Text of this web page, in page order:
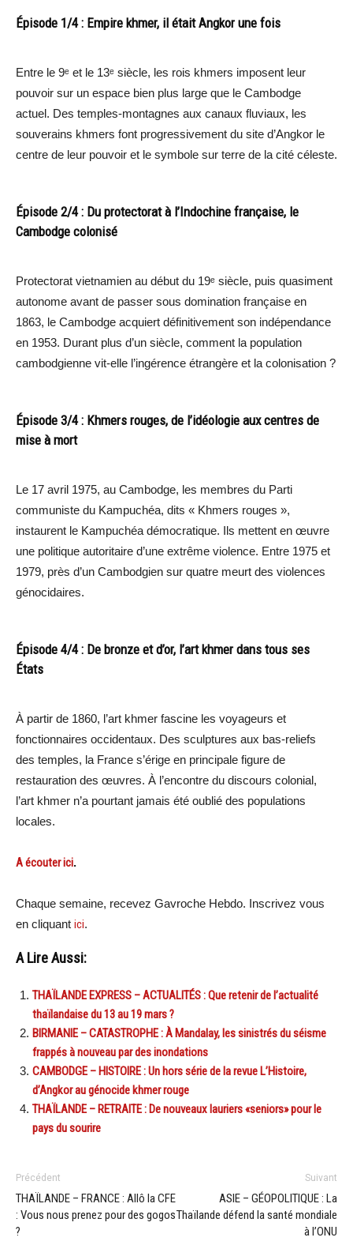
Épisode 1/4 : Empire khmer, il était Angkor une fois
Entre le 9ᵉ et le 13ᵉ siècle, les rois khmers imposent leur
pouvoir sur un espace bien plus large que le Cambodge
actuel. Des temples-montagnes aux canaux fluviaux, les
souverains khmers font progressivement du site d’Angkor le
centre de leur pouvoir et le symbole sur terre de la cité céleste.
Épisode 2/4 : Du protectorat à l’Indochine française, le
Cambodge colonisé
Protectorat vietnamien au début du 19ᵉ siècle, puis quasiment
autonome avant de passer sous domination française en
1863, le Cambodge acquiert définitivement son indépendance
en 1953. Durant plus d’un siècle, comment la population
cambodgienne vit-elle l’ingérence étrangère et la colonisation ?
Épisode 3/4 : Khmers rouges, de l’idéologie aux centres de
mise à mort
Le 17 avril 1975, au Cambodge, les membres du Parti
communiste du Kampuchéa, dits « Khmers rouges »,
instaurent le Kampuchéa démocratique. Ils mettent en œuvre
une politique autoritaire d’une extrême violence. Entre 1975 et
1979, près d’un Cambodgien sur quatre meurt des violences
génocidaires.
Épisode 4/4 : De bronze et d’or, l’art khmer dans tous ses
États
À partir de 1860, l’art khmer fascine les voyageurs et
fonctionnaires occidentaux. Des sculptures aux bas-reliefs
des temples, la France s’érige en principale figure de
restauration des œuvres. À l’encontre du discours colonial,
l’art khmer n’a pourtant jamais été oublié des populations
locales.
A écouter ici.
Chaque semaine, recevez Gavroche Hebdo. Inscrivez vous
en cliquant ici.
A Lire Aussi:
THAÏLANDE EXPRESS – ACTUALITÉS : Que retenir de l’actualité
thaïlandaise du 13 au 19 mars ?
BIRMANIE – CATASTROPHE : À Mandalay, les sinistrés du séisme
frappés à nouveau par des inondations
CAMBODGE – HISTOIRE : Un hors série de la revue L’Histoire,
d’Angkor au génocide khmer rouge
THAÏLANDE – RETRAITE : De nouveaux lauriers «seniors» pour le
pays du sourire
Précédent
THAÏLANDE – FRANCE : Allô la CFE
: Vous nous prenez pour des gogos
?
Suivant
ASIE – GÉOPOLITIQUE : La
Thaïlande défend la santé mondiale
à l’ONU